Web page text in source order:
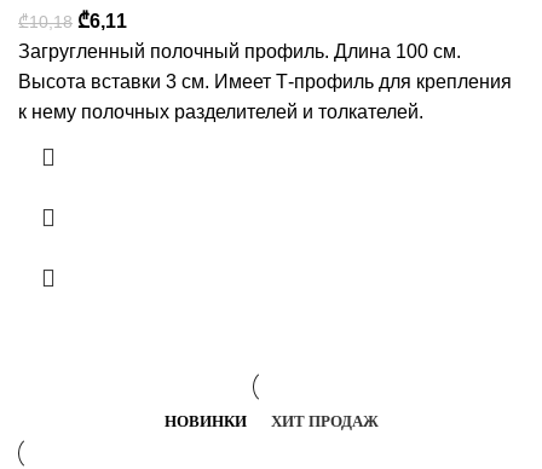
₾10,18 ₾6,11
Загругленный полочный профиль. Длина 100 см.
Высота вставки 3 см. Имеет Т-профиль для крепления
к нему полочных разделителей и толкателей.
НОВИНКИ ХИТ ПРОДАЖ